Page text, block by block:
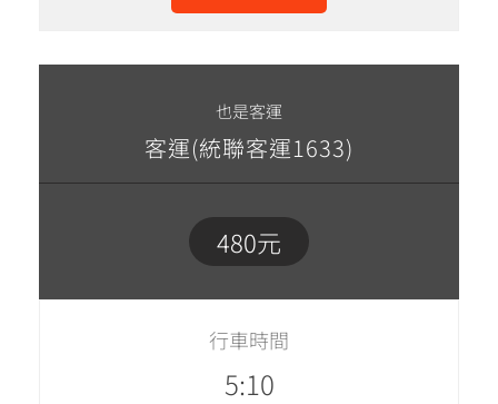
也是客運
客運(統聯客運1633)
480元
行車時間
5:10